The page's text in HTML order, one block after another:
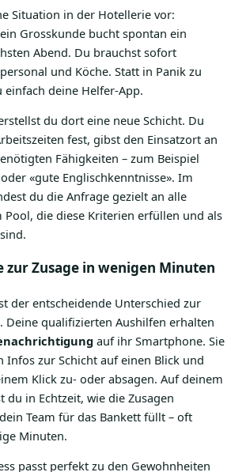
Situation in der Hotellerie vor:
Grosskunde bucht spontan ein
Abend. Du brauchst sofort
und Köche. Statt in Panik zu
deine Helfer-App.
du dort eine neue Schicht. Du
fest, gibst den Einsatzort an
Fähigkeiten – zum Beispiel
«gute Englischkenntnisse». Im
du die Anfrage gezielt an alle
die diese Kriterien erfüllen und als
zur Zusage in wenigen Minuten
der entscheidende Unterschied zur
Deine qualifizierten Aushilfen erhalten
auf ihr Smartphone. Sie
Infos zur Schicht auf einen Blick und
Klick zu- oder absagen. Auf deinem
du in Echtzeit, wie die Zusagen
Team für das Bankett füllt – oft
Minuten.
passt perfekt zu den Gewohnheiten